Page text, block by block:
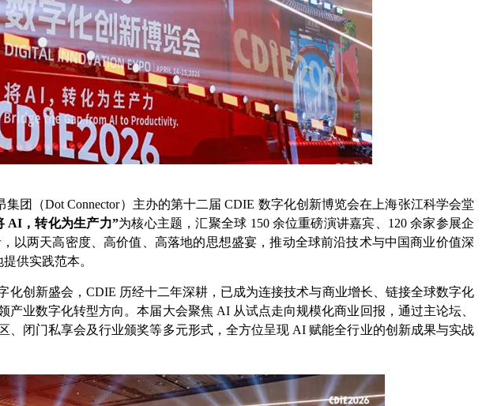
团（Dot Connector）主办的第十二届 CDIE 数字化创新博览会在上海张江科学会堂
AI，转化为生产力”为核心主题，汇聚全球 150 余位重磅演讲嘉宾、120 余家参展企
以两天高密度、高价值、高落地的思想盛宴，推动全球前沿技术与中国商业价值深
供实践范本。
化创新盛会，CDIE 历经十二年深耕，已成为连接技术与商业增长、链接全球数字化
产业数字化转型方向。本届大会聚焦 AI 从试点走向规模化商业回报，通过主论坛、
、闭门私享会及行业颁奖等多元形式，全方位呈现 AI 赋能全行业的创新成果与实战